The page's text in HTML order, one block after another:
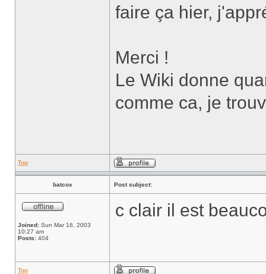
faire ça hier,
Merci !
Le Wiki donne
comme ca, je
Top
batcox Post subject:
Joined: Sun Mar 16, 2003
10:27 am
Posts: 404
c clair il est
Top